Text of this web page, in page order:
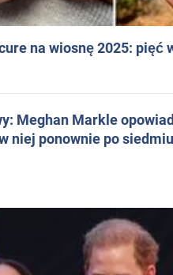
na wiosnę 2025: pięć
Meghan Markle
niej ponownie po